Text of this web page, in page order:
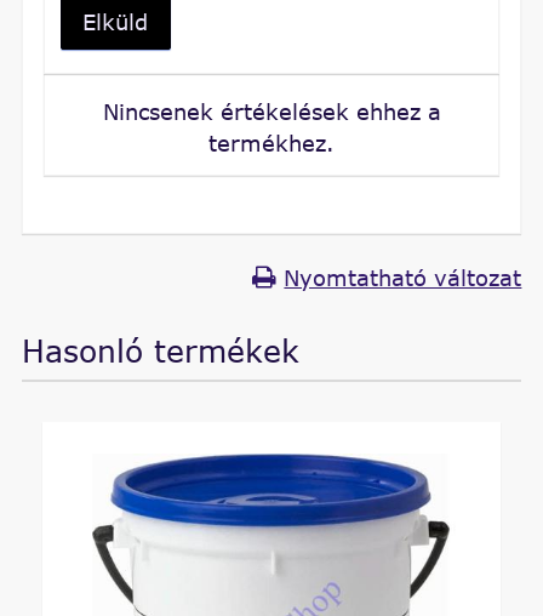
Elküld
Nincsenek értékelések ehhez a
termékhez.
Nyomtatható változat
Hasonló termékek